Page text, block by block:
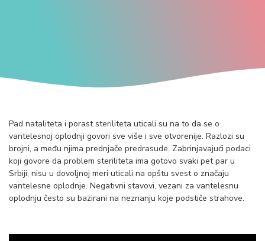
Pad nataliteta i porast steriliteta uticali su na to da se o
vantelesnoj oplodnji govori sve više i sve otvorenije. Razlozi su
brojni, a među njima prednjače predrasude. Zabrinjavajući podaci
koji govore da problem steriliteta ima gotovo svaki pet par u
Srbiji, nisu u dovoljnoj meri uticali na opštu svest o značaju
vantelesne oplodnje. Negativni stavovi, vezani za vantelesnu
oplodnju često su bazirani na neznanju koje podstiče strahove.